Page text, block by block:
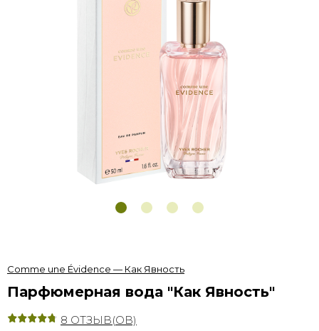
Comme une Évidence — Как Явность
Парфюмерная вода "Как Явность"
8 ОТЗЫВ(ОВ)